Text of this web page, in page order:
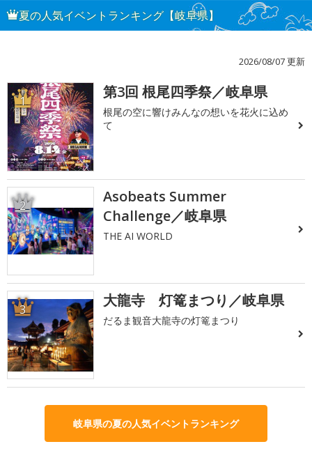
夏の人気イベントランキング【岐阜県】
2026/08/07 更新
1 第3回 根尾四季祭／岐阜県
根尾の空に響けみんなの想いを花火に込め
て
2
Asobeats Summer
Challenge／岐阜県
THE AI WORLD
3 大龍寺 灯篭まつり／岐阜県
だるま観音大龍寺の灯篭まつり
岐阜県の夏の人気イベントランキング